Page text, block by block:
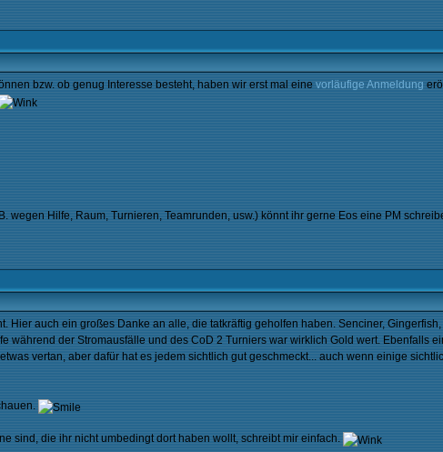
bzw. ob genug Interesse besteht, haben wir erst mal eine vorläufige Anmeldung
wegen Hilfe, Raum, Turnieren, Teamrunden, usw.) könnt ihr gerne Eos eine PM
auch ein großes Danke an alle, die tatkräftig geholfen haben. Senciner,
während der Stromausfälle und des CoD 2 Turniers war wirklich Gold wert. Ebenfalls
vertan, aber dafür hat es jedem sichtlich gut geschmeckt... auch wenn einige
sind, die ihr nicht umbedingt dort haben wollt, schreibt mir einfach.